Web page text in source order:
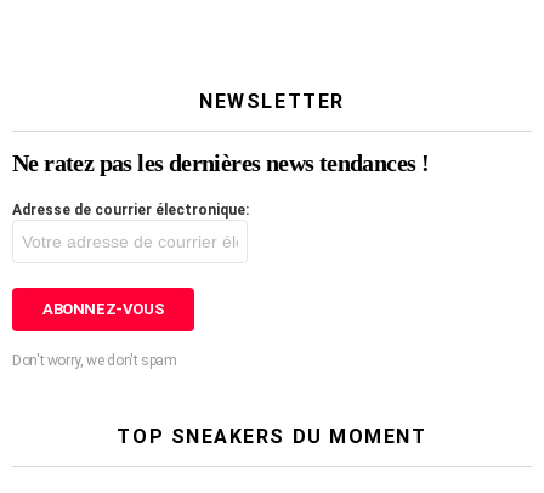
NEWSLETTER
Ne ratez pas les dernières news tendances !
Adresse de courrier électronique:
Don't worry, we don't spam
TOP SNEAKERS DU MOMENT